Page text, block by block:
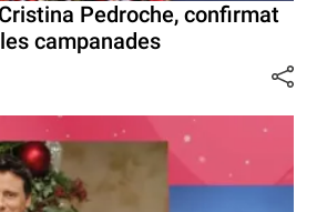
Cristina Pedroche, confirmat
campanades